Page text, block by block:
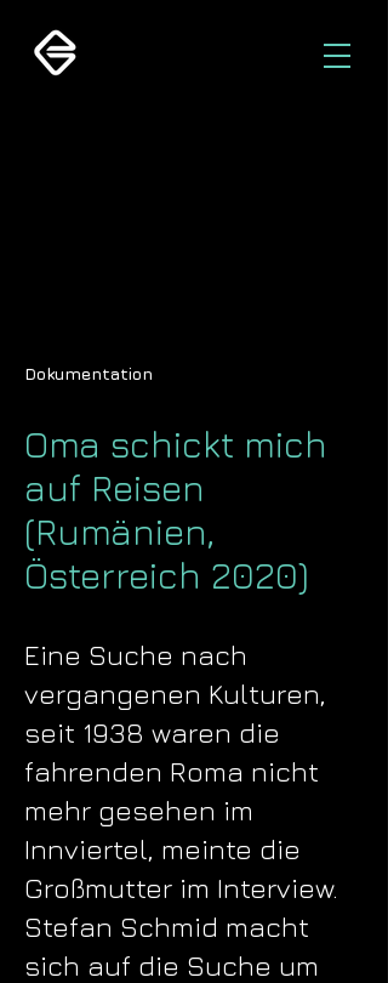
Dokumentation
Oma schickt mich
auf Reisen
(Rumänien,
Österreich 2020)
Eine Suche nach
vergangenen Kulturen,
seit 1938 waren die
fahrenden Roma nicht
mehr gesehen im
Innviertel, meinte die
Großmutter im Interview.
Stefan Schmid macht
sich auf die Suche um